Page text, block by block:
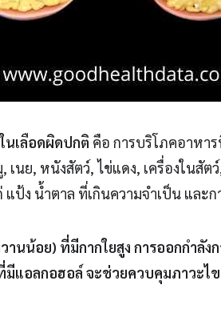
นเลือดผิดปกติ คือ การบริโภคอาหา
นย, หนังสัตว์, ไข่แดง, เครื่องในสัต
แป้ง น้ำตาล ที่เกินความจำเป็น และก
านน้อย) ที่มีกากใยสูง การออกกำลั
มีแอลกอฮอล์ จะช่วยควบคุมภาวะไ